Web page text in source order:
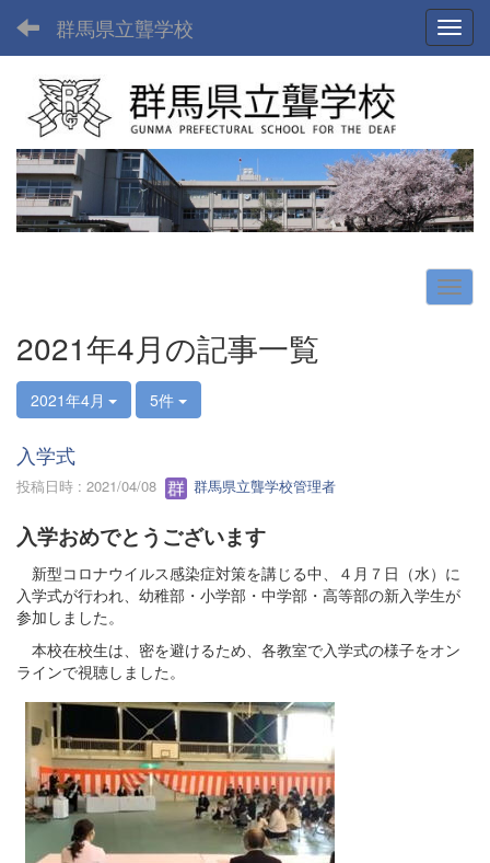
群馬県立聾学校
2021年4月の記事一覧
2021年4月 5件
入学式
投稿日時 : 2021/04/08 群馬県立聾学校管理者
入学おめでとうございます
新型コロナウイルス感染症対策を講じる中、４月７日（水）に
入学式が行われ、幼稚部・小学部・中学部・高等部の新入学生が
参加しました。
本校在校生は、密を避けるため、各教室で入学式の様子をオン
ラインで視聴しました。